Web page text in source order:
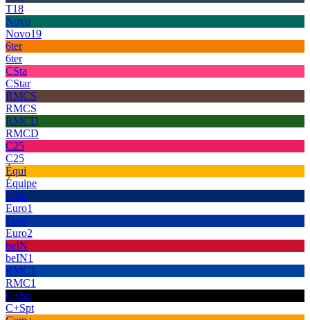
T18
Novo
Novo19
6ter
6ter
CSta
CStar
RMCS
RMCS
RMCD
RMCD
C25
C25
Équi
Équipe
Euro
Euro1
Euro
Euro2
beIN
beIN1
RMC1
RMC1
C+Sp
C+Spt